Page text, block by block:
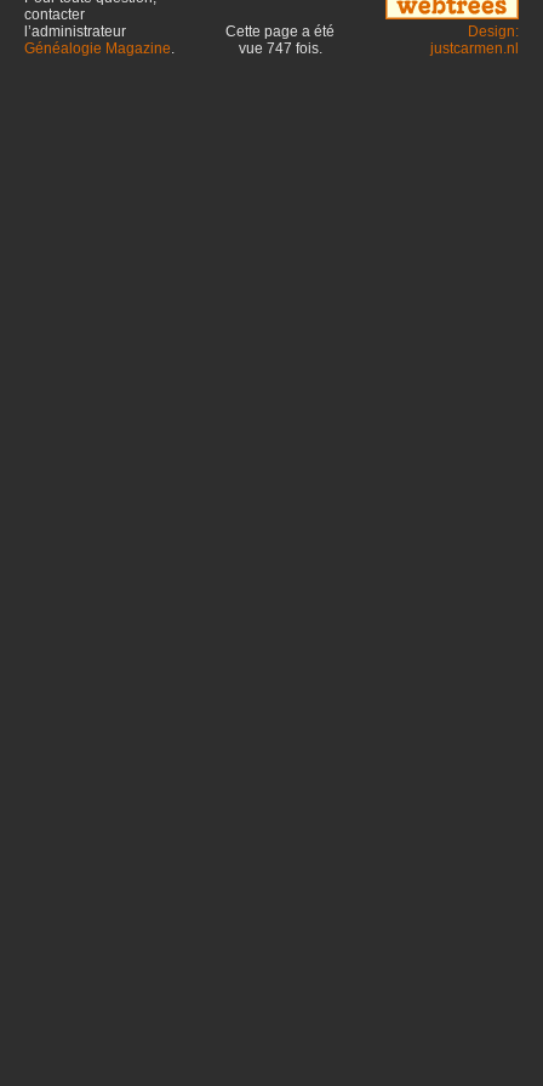
contacter
l’administrateur
Généalogie Magazine.
Cette page a été
vue 747 fois.
Design:
justcarmen.nl